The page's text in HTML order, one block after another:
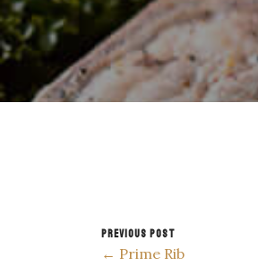
PREVIOUS POST
← Prime Rib